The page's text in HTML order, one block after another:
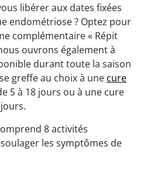
libérer aux dates fixées
endométriose ? Optez pour
complémentaire « Répit
ouvrons également à
durant toute la saison
greffe au choix à une cure
5 à 18 jours ou à une cure
8 activités
les symptômes de